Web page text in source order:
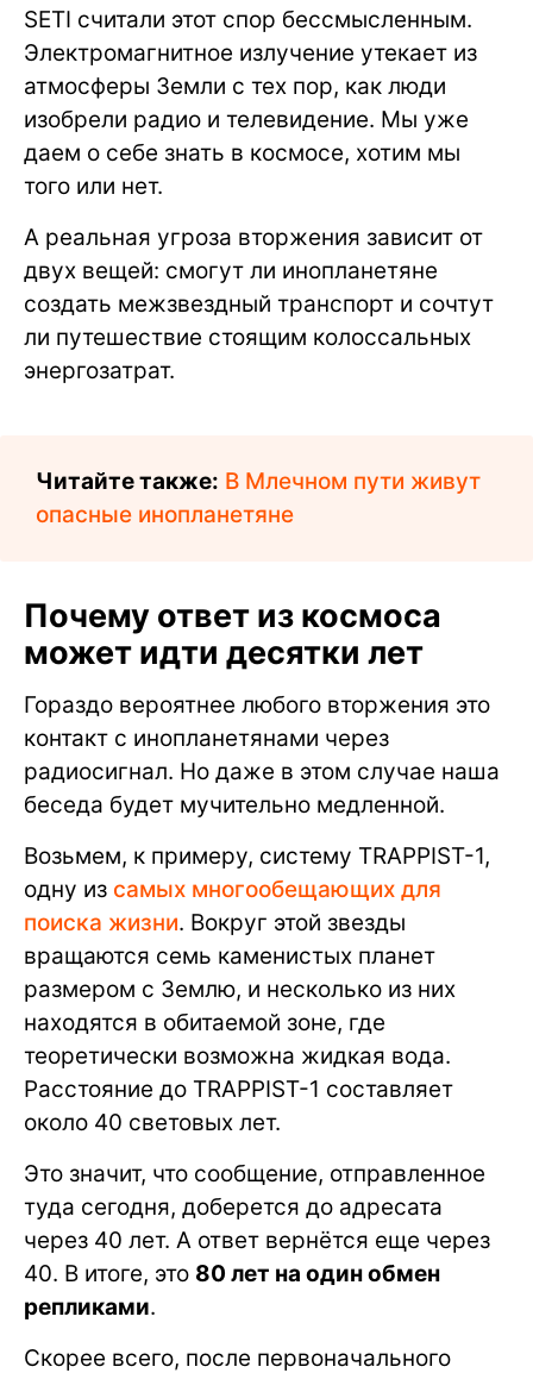
SETI считали этот спор бессмысленным.
Электромагнитное излучение утекает из
атмосферы Земли с тех пор, как люди
изобрели радио и телевидение. Мы уже
даем о себе знать в космосе, хотим мы
того или нет.
А реальная угроза вторжения зависит от
двух вещей: смогут ли инопланетяне
создать межзвездный транспорт и сочтут
ли путешествие стоящим колоссальных
энергозатрат.
Читайте также: В Млечном пути живут
опасные инопланетяне
Почему ответ из космоса
может идти десятки лет
Гораздо вероятнее любого вторжения это
контакт с инопланетянами через
радиосигнал. Но даже в этом случае наша
беседа будет мучительно медленной.
Возьмем, к примеру, систему TRAPPIST-1,
одну из самых многообещающих для
поиска жизни. Вокруг этой звезды
вращаются семь каменистых планет
размером с Землю, и несколько из них
находятся в обитаемой зоне, где
теоретически возможна жидкая вода.
Расстояние до TRAPPIST-1 составляет
около 40 световых лет.
Это значит, что сообщение, отправленное
туда сегодня, доберется до адресата
через 40 лет. А ответ вернётся еще через
40. В итоге, это 80 лет на один обмен
репликами.
Скорее всего, после первоначального